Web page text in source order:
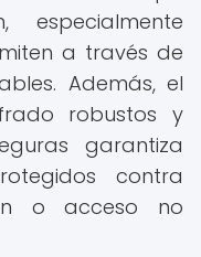
especialmente
a través de
Además, el
robustos y
garantiza
contra
o acceso no